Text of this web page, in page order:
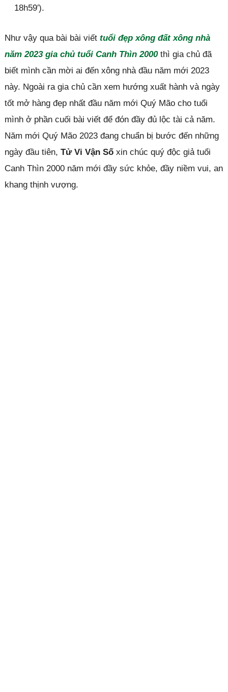
18h59′).
Như vậy qua bài bài viết tuổi đẹp xông đất xông nhà
năm 2023 gia chủ tuổi Canh Thìn 2000thì gia chủ đã
biết mình cần mời ai đến xông nhà đầu năm mới 2023
này. Ngoài ra gia chủ cần xem hướng xuất hành và ngày
tốt mở hàng đẹp nhất đầu năm mới Quý Mão cho tuổi
mình ở phần cuối bài viết để đón đầy đủ lộc tài cả năm.
Năm mới Quý Mão 2023 đang chuẩn bị bước đến những
ngày đầu tiên, Tử Vi Vận Sốxin chúc quý độc giả tuổi
Canh Thìn 2000 năm mới đầy sức khỏe, đầy niềm vui, an
khang thịnh vượng.